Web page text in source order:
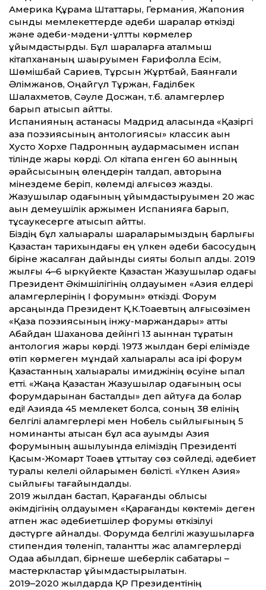
Америка Құрама Штат­тары, Германия, Жапония
сынды мемлекет­терде әдеби шаралар өткізді
және әдеби-мәдени-ұлт­тық көрмелер
ұйымдастырды. Бұл шараларға аталмыш
кітапхананың шақыруымен Ғарифолла Есім,
Шөмішбай Сариев, Тұрсын Жұртбай, Баянғали
Әлімжанов, Оңайгүл Тұржан, Ғаділбек
Шалахметов, Сәуле Досжан, т.б. қаламгерлер
барып қатысып қайт­ты.
Испанияның астанасы Мадрид қаласында «Қазіргі
қазақ поэзиясының антологиясы» классик ақын
Хусто Хорхе Падронның аудармасымен испан
тілінде жарық көрді. Ол кітапқа енген 60 ақынның
әрқайсысының өлеңдерін талдап, авторына
мінездеме беріп, көлемді алғысөз жазды.
Жазушылар одағының ұйымдастыруымен 20 жас
ақын демеушілік қаржымен Испанияға барып,
тұсаукесерге қатысып қайт­ты.
Біздің бұл халықаралық шараларымыздың барлығы
Қазақстан тарихындағы ең үлкен әдеби басқосудың
біріне жасалған дайындық сияқты болып қалды. 2019
жылғы 4–6 қыркүйекте Қазақстан Жазушылар одағы
Президент Әкімшілігінің қолдауымен «Азия елдері
қаламгерлерінің І форумын» өткізді. Форум
қарсаңында Президент Қ.К.Тоқаевтың алғысөзімен
«Қазақ поэзиясының інжу-маржандары» ат­ты
Абайдан Шахановқа дейінгі 13 ақыннан тұратын
антология жарық көрді. 1973 жылдан бері елімізде
өтіп көрмеген мұндай халықаралық аса ірі форум
Қазақстанның халықаралық имиджінің өсуіне ықпал
ет­ті. «Жаңа Қазақстан Жазушылар одағының осы
форумдарынан басталды» деп айтуға да болар
еді! Азияда 45 мемлекет болса, соның 38 елінің
белгілі қаламгерлері мен Нобель сыйлығының 5
номинанты қатысқан бұл аса ауқымды Азия
форумының ашылуында еліміздің Президенті
Қасым-Жомарт Тоқаев құт­тықтау сөз сөйледі, әдебиет
туралы келелі ойларымен бөлісті. «Үлкен Азия»
сыйлығы тағайындалды.
2019 жылдан бастап, Қарағанды облысы
әкімдігінің қолдауымен «Қарағанды көктемі» деген
атпен жас әдебиетшілер форумы өткізілуі
дәстүрге айналды. Форумда белгілі жазушыларға
стипендия төленіп, талант­ты жас қаламгерлерді
Одаққа қабылдап, бірнеше шеберлік сабақтары –
мастеркластар ұйымдастырылатын.
2019–2020 жылдарда ҚР Президентінің